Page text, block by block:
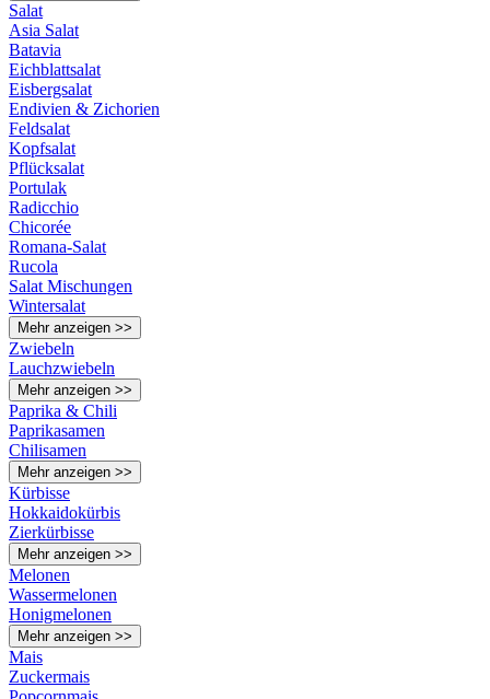
Salat
Asia Salat
Batavia
Eichblattsalat
Eisbergsalat
Endivien & Zichorien
Feldsalat
Kopfsalat
Pflücksalat
Portulak
Radicchio
Chicorée
Romana-Salat
Rucola
Salat Mischungen
Wintersalat
Mehr anzeigen >>
Zwiebeln
Lauchzwiebeln
Mehr anzeigen >>
Paprika & Chili
Paprikasamen
Chilisamen
Mehr anzeigen >>
Kürbisse
Hokkaidokürbis
Zierkürbisse
Mehr anzeigen >>
Melonen
Wassermelonen
Honigmelonen
Mehr anzeigen >>
Mais
Zuckermais